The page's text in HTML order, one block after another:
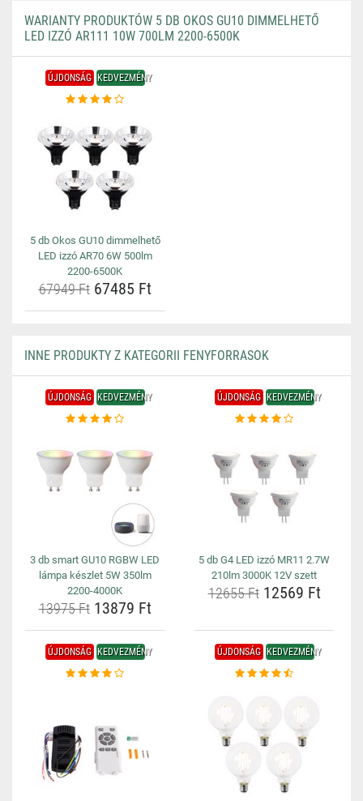
WARIANTY PRODUKTÓW 5 DB OKOS GU10 DIMMELHETŐ
LED IZZÓ AR111 10W 700LM 2200-6500K
ÚJDONSÁG KEDVEZMÉNY
5 db Okos GU10 dimmelhető
LED izzó AR70 6W 500lm
2200-6500K
67949 Ft67485 Ft
INNE PRODUKTY Z KATEGORII FENYFORRASOK
ÚJDONSÁG KEDVEZMÉNY
3 db smart GU10 RGBW LED
lámpa készlet 5W 350lm
2200-4000K
13975 Ft13879 Ft
ÚJDONSÁG KEDVEZMÉNY
5 db G4 LED izzó MR11 2.7W
210lm 3000K 12V szett
12655 Ft12569 Ft
ÚJDONSÁG KEDVEZMÉNY ÚJDONSÁG KEDVEZMÉNY